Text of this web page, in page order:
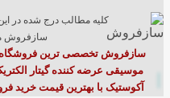
کلیه مطالب درج شده در
سازفروش
سازفروش تخصصی ترین فروشگاه
موسیقی عرضه کننده گیتار
آکوستیک با بهترین قیمت خرید